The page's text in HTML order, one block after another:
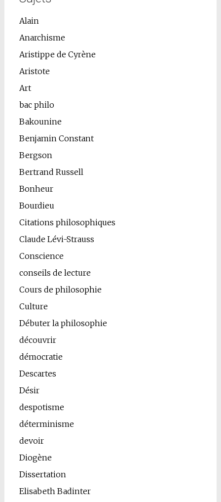
Alain
Anarchisme
Aristippe de Cyrène
Aristote
Art
bac philo
Bakounine
Benjamin Constant
Bergson
Bertrand Russell
Bonheur
Bourdieu
Citations philosophiques
Claude Lévi-Strauss
Conscience
conseils de lecture
Cours de philosophie
Culture
Débuter la philosophie
découvrir
démocratie
Descartes
Désir
despotisme
déterminisme
devoir
Diogène
Dissertation
Elisabeth Badinter